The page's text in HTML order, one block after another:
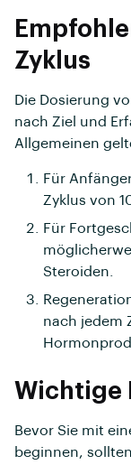
Zyklus
Die Dosierung
nach Ziel und
Allgemeinen
Für
Zyklus von
Für
Steroiden.
nach jedem
Wichtige
Bevor Sie mit
beginnen,